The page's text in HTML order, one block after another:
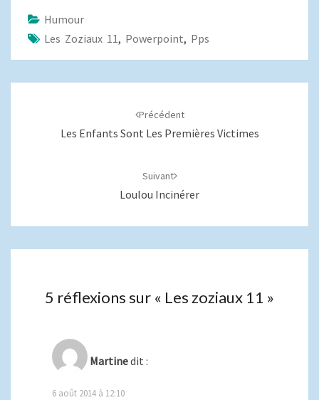
Humour
Les Zoziaux 11, Powerpoint, Pps
Précédent
Les Enfants Sont Les Premières Victimes
Suivant
Loulou Incinérer
5 réflexions sur « Les zoziaux 11 »
Martinedit :
6 août 2014 à 12:10